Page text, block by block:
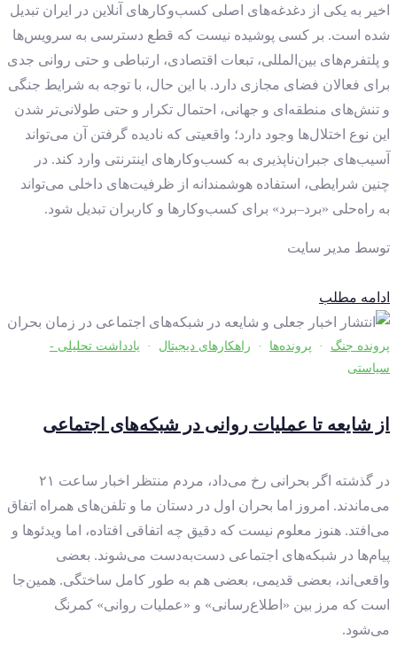
اخیر به یکی از دغدغه‌های اصلی کسب‌وکارهای آنلاین در ایران تبدیل
شده است. بر کسی پوشیده نیست که قطع دسترسی به سرویس‌ها
و پلتفرم‌های بین‌المللی، تبعات اقتصادی، ارتباطی و حتی روانی جدی
برای فعالان فضای مجازی دارد. با این حال، با توجه به شرایط جنگی
و تنش‌های منطقه‌ای و جهانی، احتمال تکرار و حتی طولانی‌تر شدن
این نوع اختلال‌ها وجود دارد؛ واقعیتی که نادیده گرفتن آن می‌تواند
آسیب‌های جبران‌ناپذیری به کسب‌وکارهای اینترنتی وارد کند. در
چنین شرایطی، استفاده هوشمندانه از ظرفیت‌های داخلی می‌تواند
به راه‌حلی «برد–برد» برای کسب‌وکارها و کاربران تبدیل شود.
توسط مدیر سایت
ادامه مطلب
پرونده جنگ · پرونده‌ها · راهکارهای دیجیتال · یادداشت تحلیلی -
سیاستی
از شایعه تا عملیات روانی در شبکه‌های اجتماعی
در گذشته اگر بحرانی رخ می‌داد، مردم منتظر اخبار ساعت ۲۱
می‌ماندند. امروز اما بحران اول در دستان ما و تلفن‌های همراه اتفاق
می‌افتد. هنوز معلوم نیست که دقیق چه اتفاقی افتاده، اما ویدئوها و
پیام‌ها در شبکه‌های اجتماعی دست‌به‌دست می‌شوند. بعضی
واقعی‌اند، بعضی قدیمی، بعضی هم به طور کامل ساختگی. همین‌جا
است که مرز بین «اطلاع‌رسانی» و «عملیات روانی» کمرنگ
می‌شود.